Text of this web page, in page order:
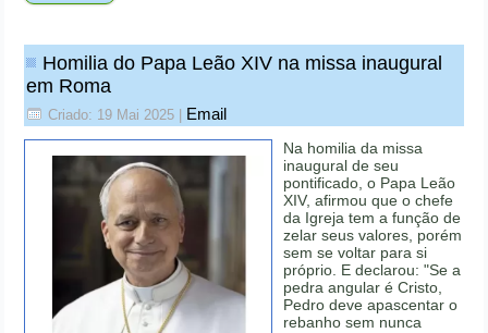
Homilia do Papa Leão XIV na missa inaugural
em Roma
Criado: 19 Mai 2025 Email
Na homilia da missa
inaugural de seu
pontificado, o Papa Leão
XIV, afirmou que o chefe
da Igreja tem a função de
zelar seus valores, porém
sem se voltar para si
próprio. E declarou: "Se a
pedra angular é Cristo,
Pedro deve apascentar o
rebanho sem nunca